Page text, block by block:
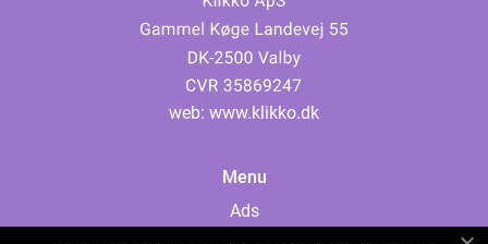
web: www.klikko.dk
Menu
Ads